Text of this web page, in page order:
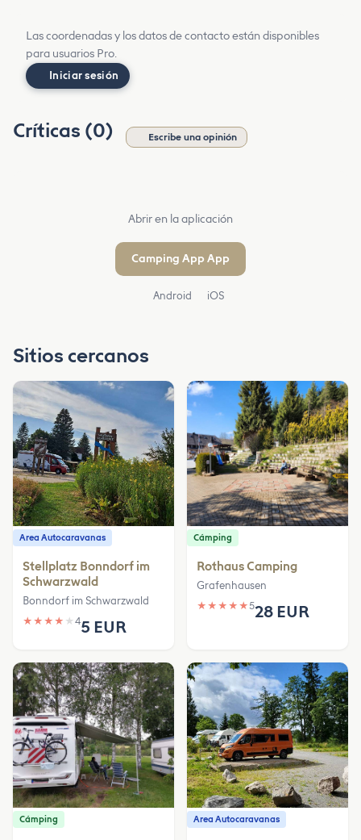
Las coordenadas y los datos de contacto están disponibles
para usuarios Pro.
Iniciar sesión
Críticas (0) Escribe una opinión
Abrir en la aplicación
Camping App App
Android iOS
Sitios cercanos
Area Autocaravanas
Stellplatz Bonndorf im
Schwarzwald
Bonndorf im Schwarzwald
★ ★ ★ ★ ★ 45 EUR
Cámping
Rothaus Camping
Grafenhausen
★ ★ ★ ★ ★528 EUR
Cámping Area Autocaravanas